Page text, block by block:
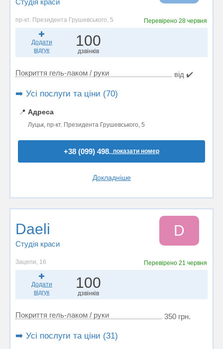
Студія краси
пр-кт. Президента Грушевського, 5 Перевірено28 червня
Додати
відгук
100
дзвінків
Покриття гель-лаком / руки від ✔️
➡️ Усі послуги та ціни (70)
📍 Адреса
Луцьк, пр-кт. Президента Грушевського, 5
+38 (099) 498..показати номер
Докладніше
Daeli
Студія краси
D
Зацепи, 16 Перевірено21 червня
Додати
відгук
100
дзвінків
Покриття гель-лаком / руки 350 грн.
➡️ Усі послуги та ціни (31)